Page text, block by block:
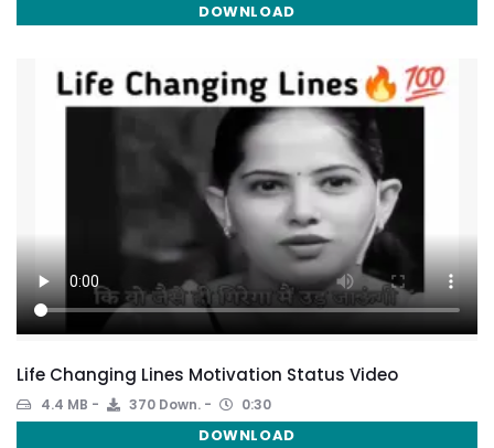
DOWNLOAD
Life Changing Lines Motivation Status Video
4.4 MB 370 Down. 0:30
DOWNLOAD